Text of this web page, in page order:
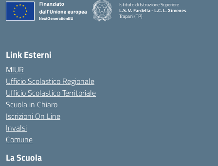
Istituto di Istruzione Superiore
L.S. V. Fardella - L.C. L. Ximenes
Trapani (TP)
Link Esterni
MIUR
Ufficio Scolastico Regionale
Ufficio Scolastico Territoriale
Scuola in Chiaro
Iscrizioni On Line
Invalsi
Comune
La Scuola